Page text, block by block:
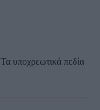
Τα υποχρεωτικά πεδία